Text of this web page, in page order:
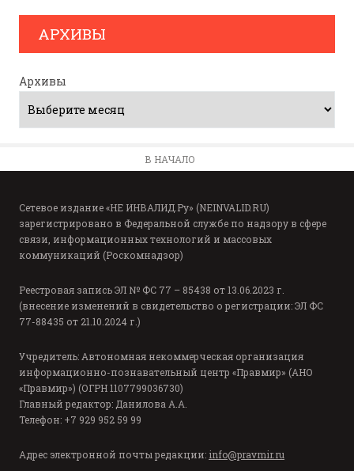
АРХИВЫ
Архивы
В НАЧАЛО
Сетевое издание «НЕ ИНВАЛИД.Ру» (NEINVALID.RU)
зарегистрировано в Федеральной службе по надзору в сфере
связи, информационных технологий и массовых
коммуникаций (Роскомнадзор)
Реестровая запись ЭЛ № ФС 77 – 85438 от 13.06.2023 г.
(внесение изменений в свидетельство о регистрации: ЭЛ ФС
77-88435 от 21.10.2024 г.)
Учредитель: Автономная некоммерческая организация
информационно-познавательный центр «Правмир» (АНО
«Правмир») (ОГРН 1107799036730)
Главный редактор: Данилова А.А.
Телефон: +7 929 952 59 99
Адрес электронной почты редакции: info@pravmir.ru